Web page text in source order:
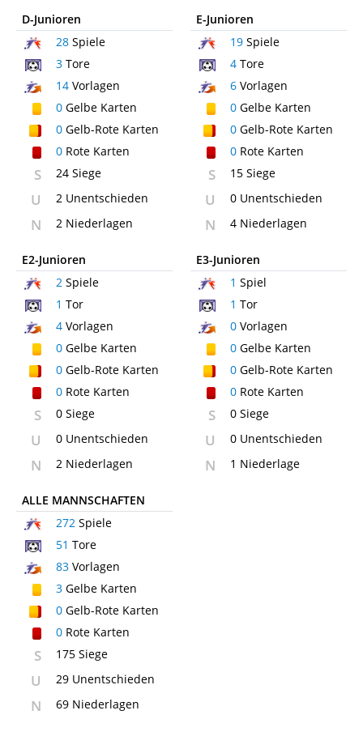
D-Junioren
28 Spiele
3 Tore
14 Vorlagen
0 Gelbe Karten
0 Gelb-Rote Karten
0 Rote Karten
S 24 Siege
U 2 Unentschieden
N 2 Niederlagen
E-Junioren
19Spiele
4Tore
6Vorlagen
0Gelbe Karten
0Gelb-Rote Karten
0Rote Karten
S 15 Siege
U 0 Unentschieden
N 4 Niederlagen
E2-Junioren
2 Spiele
1 Tor
4 Vorlagen
0 Gelbe Karten
0 Gelb-Rote Karten
0 Rote Karten
S 0 Siege
U 0 Unentschieden
N 2 Niederlagen
E3-Junioren
1 Spiel
1 Tor
0Vorlagen
0Gelbe Karten
0Gelb-Rote Karten
0Rote Karten
S 0 Siege
U 0 Unentschieden
N 1 Niederlage
ALLE MANNSCHAFTEN
272 Spiele
51 Tore
83 Vorlagen
3 Gelbe Karten
0 Gelb-Rote Karten
0 Rote Karten
S 175 Siege
U 29 Unentschieden
N 69 Niederlagen